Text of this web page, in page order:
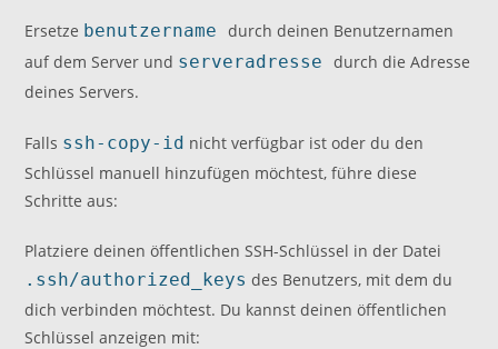
Ersetze benutzernamedurch deinen Benutzernamen
auf dem Server und serveradressedurch die Adresse
deines Servers.
Falls ssh-copy-id nicht verfügbar ist oder du den
Schlüssel manuell hinzufügen möchtest, führe diese
Schritte aus:
Platziere deinen öffentlichen SSH-Schlüssel in der Datei
.ssh/authorized_keys des Benutzers, mit dem du
dich verbinden möchtest. Du kannst deinen öffentlichen
Schlüssel anzeigen mit: